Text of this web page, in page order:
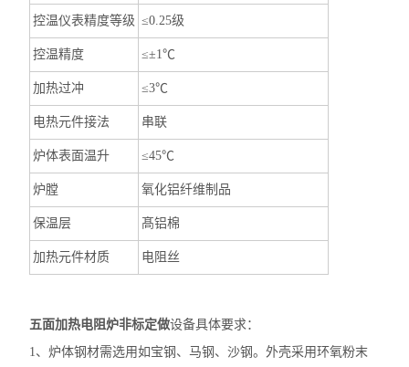
控温仪表精度等级 ≤0.25级
控温精度 ≤±1℃
加热过冲 ≤3℃
电热元件接法 串联
炉体表面温升 ≤45℃
炉膛 氧化铝纤维制品
保温层 髙铝棉
加热元件材质 电阻丝
五面加热电阻炉非标定做设备具体要求：
1、炉体钢材需选用如宝钢、马钢、沙钢。外壳采用环氧粉末